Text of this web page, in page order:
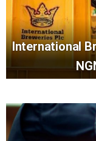
International